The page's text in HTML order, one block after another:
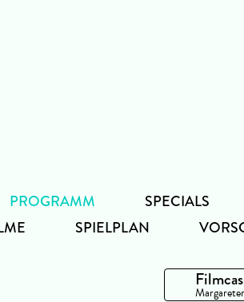
PROGRAMM
SPIELPLAN
SPECIALS